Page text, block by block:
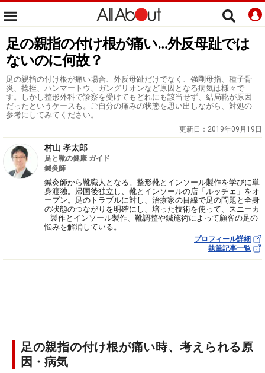
足の親指の付け根が痛い…外反母趾では
ないのに何故？
足の親指の付け根が痛い場合、外反母趾だけでなく、強剛母指、種子骨
炎、捻挫、ハンマートウ、ガングリオンなど原因となる病気は様々で
す。しかし整形外科で診察を受けてもどれにも該当せず、結局靴が原因
だったというケースも。ご自分の痛みの状態を思い出しながら、対処の
参考にしてみてください。
更新日： 2019年09月19日
村山 孝太郎
足と靴の健康 ガイド
鍼灸師
鍼灸師から靴職人となる。整形靴とインソール製作を学びに単
身渡独。帰国後独立し、靴とインソールの店「ルッチェ」をオ
ープン。足のトラブルに対し、治療家の目線で足の問題と全身
の状態のつながりを明確にし、培った技術を使って、スニーカ
―製作とインソール製作、靴調整や鍼施術によって顧客の足の
悩みを解消している。
プロフィール詳細
執筆記事一覧
足の親指の付け根が痛い時、考えられる原
因・病気